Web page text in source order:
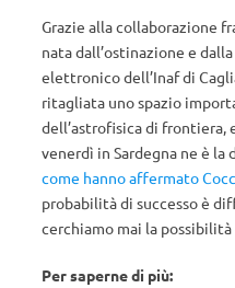
Grazie alla collaborazione
nata dall’ostinazione e
elettronico dell’Inaf di
ritagliata uno spazio
dell’astrofisica di frontiera,
venerdì in Sardegna ne è la
come hanno affermato
probabilità di successo è
cerchiamo mai la possibilità
Per saperne di più: